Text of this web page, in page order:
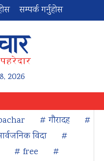
सम्पर्क गर्नुहोस
2026
# गौरादह
#
विदा
#
# free
#